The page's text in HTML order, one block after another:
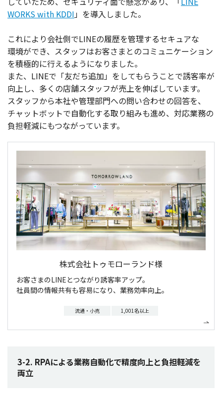
WORKS with KDDI」を導入しました。
これにより会社側でLINEの履歴を管理するセキュアな
環境ができ、 スタッフはお客さまとのコミュニケーション
を積極的に行えるようになりました。
また、LINEで「友だち追加」をしてもらうことで誘客率が
向上し、多くの店舗スタッフが売上を伸ばしています。
スタッフから本社や管理部門への問い合わせの回答を、
チャットボットで自動化する取り組みも進め、 対応業務の
負担軽減にもつながっています。
株式会社トゥモローランド様
お客さまのLINEとつながり誘客率アップ。
社員間の情報共有も容易になり、業務効率向上。
流通・小売 1,001名以上
3-2. RPAによる業務自動化で精度向上と負担軽減を
両立